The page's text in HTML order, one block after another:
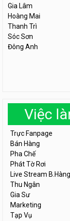
Gia Lâm
Hoàng Mai
Thanh Trì
Sóc Sơn
Đông Anh
Việc
Trực Fanpage
Bán Hàng
Pha Chế
Phát Tờ Rơi
Live Stream B.Hàng
Thu Ngân
Gia Sư
Marketing
Tạp Vụ